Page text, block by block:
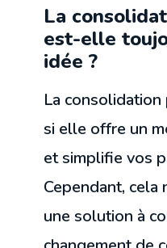
La
est-elle
idée ?
La
si elle offre un
et simplifie vos
Cependant, cela
une solution à